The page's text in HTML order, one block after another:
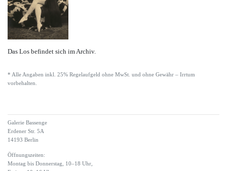
Das Los befindet sich im Archiv.
* Alle Angaben inkl. 25% Regelaufgeld ohne MwSt. und ohne Gewähr – Irrtum
vorbehalten.
Galerie Bassenge
Erdener Str. 5A
14193 Berlin
Öffnungszeiten:
Montag bis Donnerstag, 10–18 Uhr,